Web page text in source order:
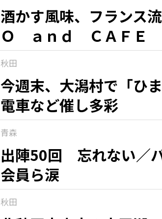
酒かす風味、フランス
Ｏ ａｎｄ ＣＡＦＥ
「マカロン『シラカミ
銘菓（９）
秋田
今週末、大潟村で「ひ
電車など催し多彩
青森
出陣50回 忘れない／
会員ら涙
秋田